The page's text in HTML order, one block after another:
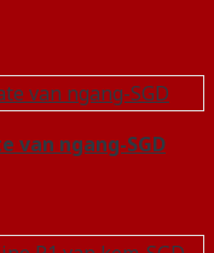
van ngang-SGD